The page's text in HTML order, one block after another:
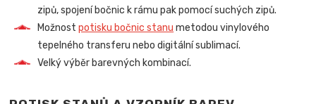
zipů, spojení bočnic k rámu pak pomocí suchých zipů.
Možnostpotisku bočnic stanu metodou vinylového
tepelného transferu nebo digitální sublimací.
Velký výběr barevných kombinací.